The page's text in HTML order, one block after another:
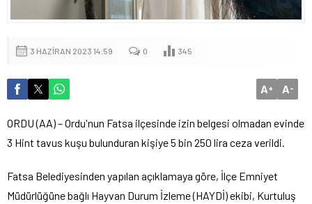
3 HAZIRAN 2023 14:59 0 345
A+ A-
ORDU (AA) – Ordu'nun Fatsa ilçesinde izin belgesi olmadan evinde
3 Hint tavus kuşu bulunduran kişiye 5 bin 250 lira ceza verildi.
Fatsa Belediyesinden yapılan açıklamaya göre, İlçe Emniyet
Müdürlüğüne bağlı Hayvan Durum İzleme (HAYDİ) ekibi, Kurtuluş